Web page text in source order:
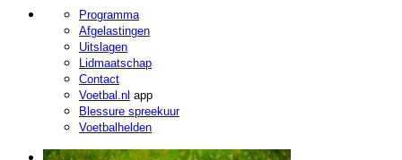
Programma
Afgelastingen
Uitslagen
Lidmaatschap
Contact
Voetbal.nl app
Blessure spreekuur
Voetbalhelden